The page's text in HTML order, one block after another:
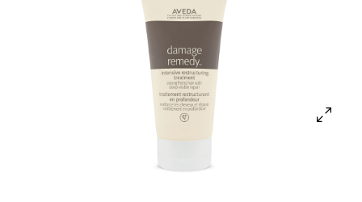
EMPFINDLICHE KOPFHAUT
ALLE KOLLEKTIONEN